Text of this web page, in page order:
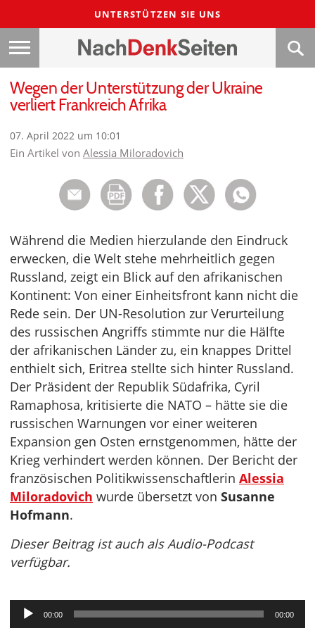
UNTERSTÜTZEN SIE UNS
Wegen der Unterstützung der Ukraine
verliert Frankreich Afrika
07. April 2022 um 10:01
Ein Artikel von Alessia Miloradovich
Während die Medien hierzulande den Eindruck
erwecken, die Welt stehe mehrheitlich gegen
Russland, zeigt ein Blick auf den afrikanischen
Kontinent: Von einer Einheitsfront kann nicht die
Rede sein. Der UN-Resolution zur Verurteilung
des russischen Angriffs stimmte nur die Hälfte
der afrikanischen Länder zu, ein knappes Drittel
enthielt sich, Eritrea stellte sich hinter Russland.
Der Präsident der Republik Südafrika, Cyril
Ramaphosa, kritisierte die NATO – hätte sie die
russischen Warnungen vor einer weiteren
Expansion gen Osten ernstgenommen, hätte der
Krieg verhindert werden können. Der Bericht der
französischen Politikwissenschaftlerin Alessia
Miloradovich wurde übersetzt von Susanne
Hofmann.
Dieser Beitrag ist auch als Audio-Podcast
verfügbar.
Audio-
Player
00:00 00:00